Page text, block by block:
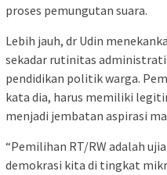
proses pemungutan suara.
Lebih jauh, dr Udin
sekadar rutinitas
pendidikan politik warga.
kata dia, harus memiliki
menjadi jembatan aspirasi
“Pemilihan RT/RW adalah
demokrasi kita di tingkat